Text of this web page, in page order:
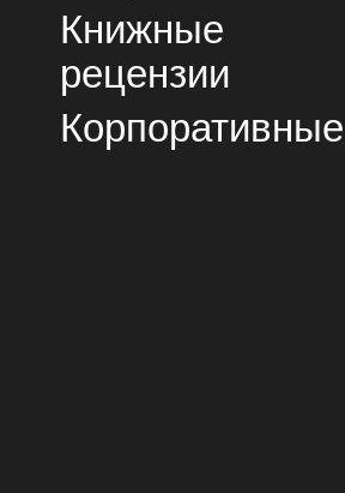
Книжные
рецензии
Корпоративные